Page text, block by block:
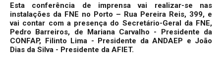
Esta conferência de imprensa vai realizar-se nas
instalações da FNE no Porto – Rua Pereira Reis, 399, e
vai contar com a presença do Secretário-Geral da FNE,
Pedro Barreiros, de Mariana Carvalho - Presidente da
CONFAP, Filinto Lima - Presidente da ANDAEP e João
Dias da Silva - Presidente da AFIET.